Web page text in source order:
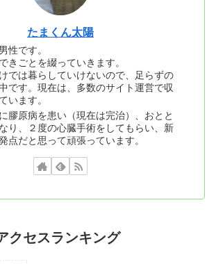
たまくん太陽
性です。
きごとを綴っていきます。
では暮らしていけないので、足らずの
です。現在は、多数のサイト運営で収
います。
膠原病を患い（現在は完治）、おとと
り、２度の心臓手術をしてもらい、新
点だと思って頑張っています。
クセスランキング